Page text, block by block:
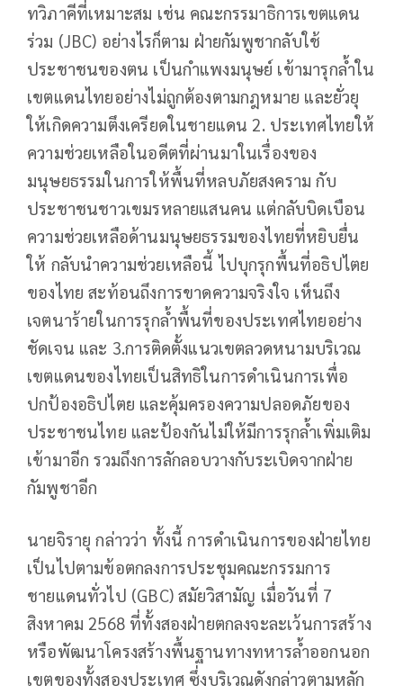
ทวิภาคีที่เหมาะสม เช่น คณะกรรมาธิการเขตแดน
ร่วม (JBC) อย่างไรก็ตาม ฝ่ายกัมพูชากลับใช้
ประชาชนของตน เป็นกำแพงมนุษย์ เข้ามารุกล้ำใน
เขตแดนไทยอย่างไม่ถูกต้องตามกฎหมาย และยั่วยุ
ให้เกิดความตึงเครียดในชายแดน 2. ประเทศไทยให้
ความช่วยเหลือในอดีตที่ผ่านมาในเรื่องของ
มนุษยธรรมในการให้พื้นที่หลบภัยสงคราม กับ
ประชาชนชาวเขมรหลายแสนคน แต่กลับบิดเบือน
ความช่วยเหลือด้านมนุษยธรรมของไทยที่หยิบยื่น
ให้ กลับนำความช่วยเหลือนี้ ไปบุกรุกพื้นที่อธิปไตย
ของไทย สะท้อนถึงการขาดความจริงใจ เห็นถึง
เจตนาร้ายในการรุกล้ำพื้นที่ของประเทศไทยอย่าง
ชัดเจน และ 3.การติดตั้งแนวเขตลวดหนามบริเวณ
เขตแดนของไทยเป็นสิทธิในการดำเนินการเพื่อ
ปกป้องอธิปไตย และคุ้มครองความปลอดภัยของ
ประชาชนไทย และป้องกันไม่ให้มีการรุกล้ำเพิ่มเติม
เข้ามาอีก รวมถึงการลักลอบวางกับระเบิดจากฝ่าย
กัมพูชาอีก
นายจิรายุ กล่าวว่า ทั้งนี้ การดำเนินการของฝ่ายไทย
เป็นไปตามข้อตกลงการประชุมคณะกรรมการ
ชายแดนทั่วไป (GBC) สมัยวิสามัญ เมื่อวันที่ 7
สิงหาคม 2568 ที่ทั้งสองฝ่ายตกลงจะละเว้นการสร้าง
หรือพัฒนาโครงสร้างพื้นฐานทางทหารล้ำออกนอก
เขตของทั้งสองประเทศ ซึ่งบริเวณดังกล่าวตามหลัก